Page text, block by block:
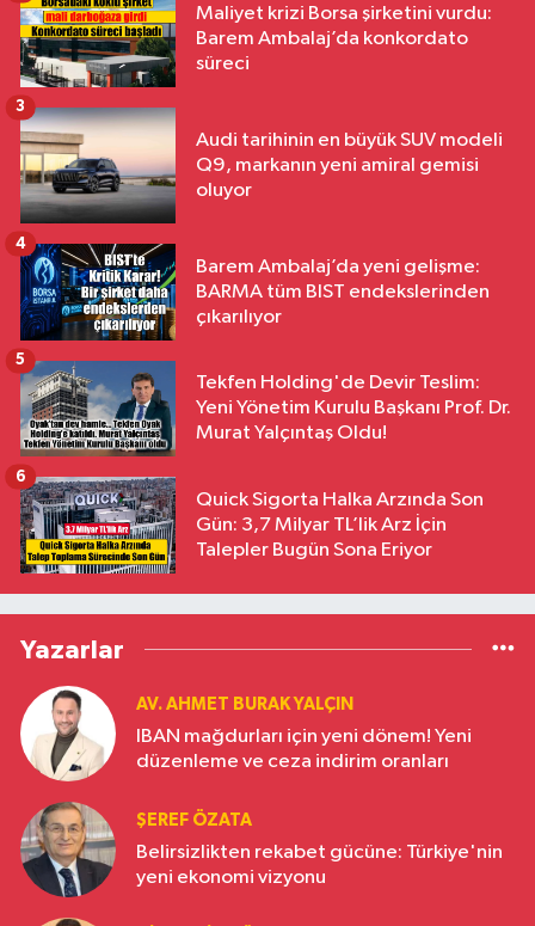
Maliyet krizi Borsa şirketini vurdu:
Barem Ambalaj’da konkordato
süreci
Audi tarihinin en büyük SUV modeli
Q9, markanın yeni amiral gemisi
oluyor
3
Barem Ambalaj’da yeni gelişme:
BARMA tüm BIST endekslerinden
çıkarılıyor
4
Tekfen Holding'de Devir Teslim:
Yeni Yönetim Kurulu Başkanı Prof. Dr.
Murat Yalçıntaş Oldu!
5
Quick Sigorta Halka Arzında Son
Gün: 3,7 Milyar TL’lik Arz İçin
Talepler Bugün Sona Eriyor
6
Yazarlar
AV. AHMET BURAK YALÇIN
IBAN mağdurları için yeni dönem! Yeni
düzenleme ve ceza indirim oranları
ŞEREF ÖZATA
Belirsizlikten rekabet gücüne: Türkiye'nin
yeni ekonomi vizyonu